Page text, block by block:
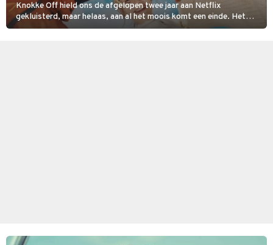
Knokke Off hield ons de afgelopen twee jaar aan Netflix
gekluisterd, maar helaas, aan al het moois komt een einde. Het
laatste seizoen is nu te zien!